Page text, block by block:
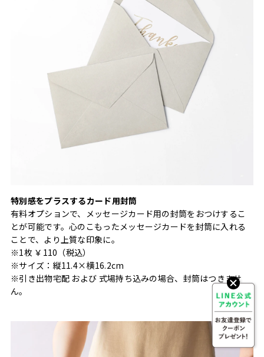
特別感をプラスするカード用封筒
有料オプションで、メッセージカード用の封筒をおつけするこ
とが可能です。心のこもったメッセージカードを封筒に入れる
ことで、より上質な印象に。
※1枚 ￥110（税込）
※サイズ：縦11.4×横16.2cm
※引き出物宅配 および 式場持ち込みの場合、封筒はつきませ
ん。